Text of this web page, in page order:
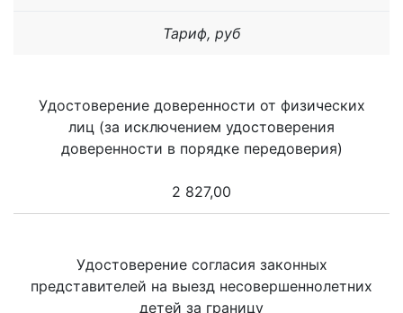
Тариф, руб
Удостоверение доверенности от физических
лиц (за исключением удостоверения
доверенности в порядке передоверия)
2 827,00
Удостоверение согласия законных
представителей на выезд несовершеннолетних
детей за границу